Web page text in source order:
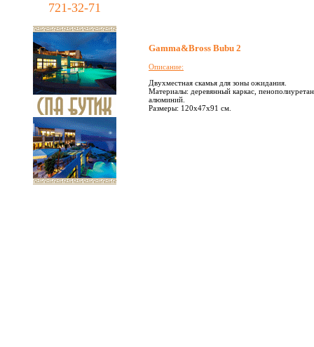
721-32-71
Gamma&Bross Bubu 2
Описание:
Двухместная скамья для зоны ожидания.
Материалы: деревянный каркас,
алюминий.
Размеры: 120х47х91 см.